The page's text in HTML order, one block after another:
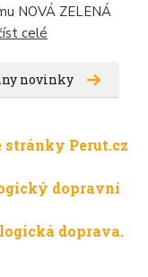
NOVÁ ZELENÁ
celé
novinky
Perut.cz
doprava.